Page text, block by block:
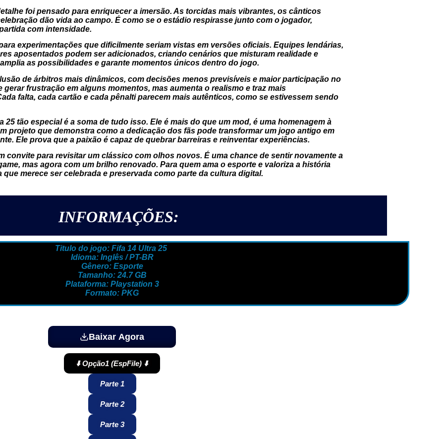
foi pensado para enriquecer a imersão. As torcidas mais vibrantes, os cânticos
dão vida ao campo. É como se o estádio respirasse junto com o jogador,
com intensidade.
experimentações que dificilmente seriam vistas em versões oficiais. Equipes lendárias,
aposentados podem ser adicionados, criando cenários que misturam realidade e
as possibilidades e garante momentos únicos dentro do jogo.
de árbitros mais dinâmicos, com decisões menos previsíveis e maior participação no
frustração em alguns momentos, mas aumenta o realismo e traz mais
falta, cada cartão e cada pênalti parecem mais autênticos, como se estivessem sendo
25 tão especial é a soma de tudo isso. Ele é mais do que um mod, é uma homenagem à
projeto que demonstra como a dedicação dos fãs pode transformar um jogo antigo em
Ele prova que a paixão é capaz de quebrar barreiras e reinventar experiências.
convite para revisitar um clássico com olhos novos. É uma chance de sentir novamente a
mas agora com um brilho renovado. Para quem ama o esporte e valoriza a história
que merece ser celebrada e preservada como parte da cultura digital.
INFORMAÇÕES:
Titulo do jogo: Fifa 14 Ultra 25
Idioma: Inglês / PT-BR
Gênero: Esporte
Tamanho: 24.7 GB
Plataforma: Playstation 3
Formato: PKG
Baixar Agora
⬇️ Opção1 (EspFile) ⬇️
Parte 1
Parte 2
Parte 3